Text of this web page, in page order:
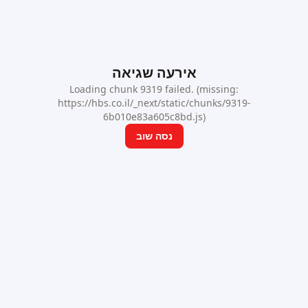
אירעה שגיאה
Loading chunk 9319 failed. (missing:
https://hbs.co.il/_next/static/chunks/9319-
6b010e83a605c8bd.js)